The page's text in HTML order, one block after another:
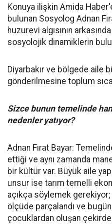
Konuya ilişkin Amida
bulunan Sosyolog Adnan
huzurevi algısının
sosyolojik dinamiklerin
Diyarbakır ve bölgede aile
gönderilmesine toplum
Sizce bunun temelinde
nedenler yatıyor?
Adnan Fırat Bayar:
ettiği ve aynı zamanda
bir kültür var. Büyük aile
unsur ise tarım temelli
açıkça söylemek gerekiyor;
ölçüde parçalandı ve
çocuklardan oluşan